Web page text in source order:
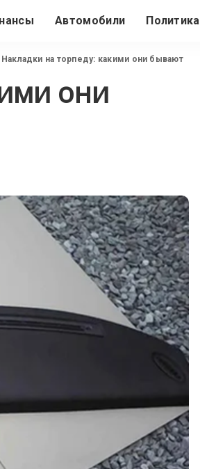
Автомобили Политика
Накладки на торпеду: какими они бывают
они